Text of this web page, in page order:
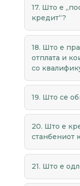
17. Што е
кредит“?
18. Што е
отплата и
со
19. Што се
20. Што е
станбениот
21. Што е